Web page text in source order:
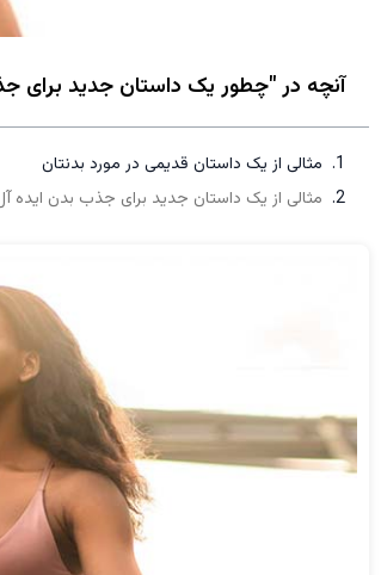
آنچه در "چطور یک داستان جدید برای
مثالی از یک داستان قدیمی در مورد بدنتان
مثالی از یک داستان جدید برای جذب بدن ایده